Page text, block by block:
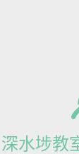
深水埗教